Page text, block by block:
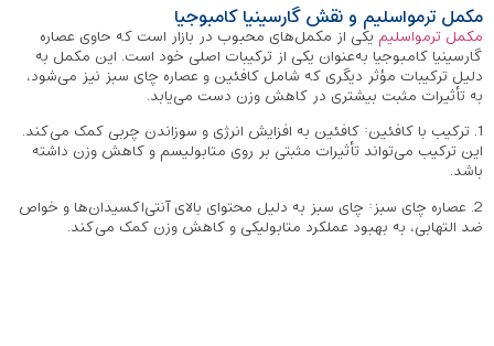
مکمل ترمواسلیم و نقش گارسینیا کامبوجیا
مکمل ترمواسلیم یکی از مکمل‌های محبوب در بازار است که حاوی عصاره
گارسینیا کامبوجیا به‌عنوان یکی از ترکیبات اصلی خود است. این مکمل به
دلیل ترکیبات مؤثر دیگری که شامل کافئین و عصاره چای سبز نیز می‌شود،
به تأثیرات مثبت بیشتری در کاهش وزن دست می‌یابد.
1. ترکیب با کافئین: کافئین به افزایش انرژی و سوزاندن چربی کمک می‌کند.
این ترکیب می‌تواند تأثیرات مثبتی بر روی متابولیسم و کاهش وزن داشته
باشد.
2. عصاره چای سبز: چای سبز به دلیل محتوای بالای آنتی‌اکسیدان‌ها و خواص
ضد التهابی، به بهبود عملکرد متابولیکی و کاهش وزن کمک می‌کند.